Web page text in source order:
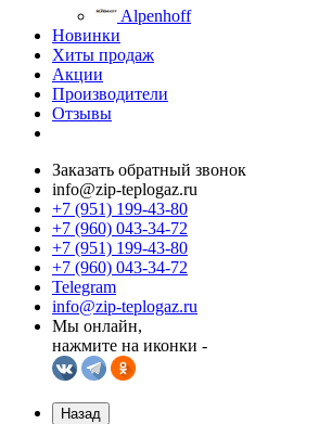
Alpenhoff
Новинки
Хиты продаж
Акции
Производители
Отзывы
Заказать обратный звонок
info@zip-teplogaz.ru
+7 (951) 199-43-80
+7 (960) 043-34-72
+7 (951) 199-43-80
+7 (960) 043-34-72
Telegram
info@zip-teplogaz.ru
Мы онлайн,
нажмите на иконки -
Назад